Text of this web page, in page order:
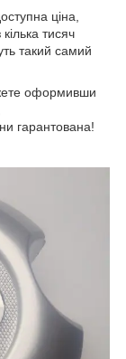
ціна,
кілька тисяч
такий самий
оформивши
гарантована!